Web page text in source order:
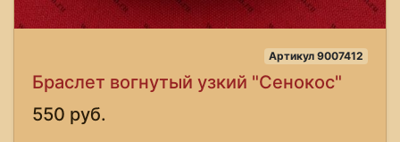
Артикул 9007412
Браслет вогнутый узкий "Сенокос"
550 руб.